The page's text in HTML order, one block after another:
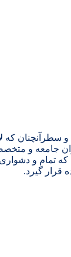
و سطرآنچنان
جامعه و
و دشواری
قرار گیرد.